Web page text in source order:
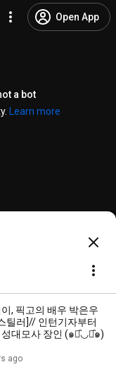
Open App
a bot
Learn more
유까지 블버즈 ...
, 픽고의 배우 박은우
틸러]// 인턴기자부터
성대모사 장인 (๑･̑◡･̑๑)
ago